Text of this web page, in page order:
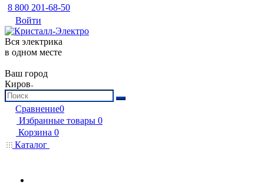
8 800 201-68-50
Войти
Вся электрика
в одном месте
Ваш город
Киров
Сравнение0
Избранные товары 0
Корзина 0
Каталог